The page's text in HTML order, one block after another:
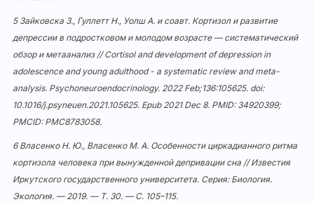
5 Зайковска З., Гуллетт Н., Уолш А. и соавт. Кортизол и развитие
депрессии в подростковом и молодом возрасте — систематический
обзор и метаанализ // Cortisol and development of depression in
adolescence and young adulthood - a systematic review and meta-
analysis. Psychoneuroendocrinology. 2022 Feb;136:105625. doi:
10.1016/j.psyneuen.2021.105625. Epub 2021 Dec 8. PMID: 34920399;
PMCID: PMC8783058.
6 Власенко Н. Ю., Власенко М. А. Особенности циркадианного ритма
кортизола человека при вынужденной депривации сна // Известия
Иркутского государственного университета. Серия: Биология.
Экология. — 2019. — Т. 30. — С. 105–115.